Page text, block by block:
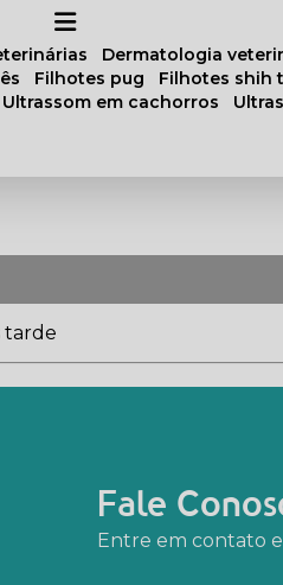
dermatologia
filhotes pug filhotes shih
ultrassom em cachorros
tarde
Fale
Entre em contato